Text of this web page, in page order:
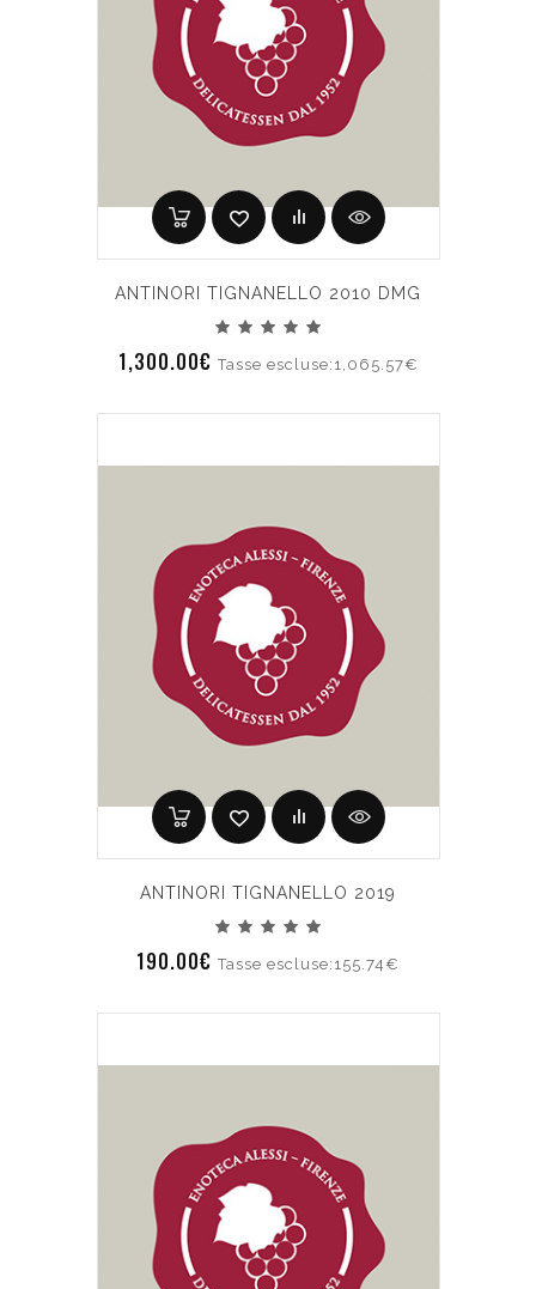
ANTINORI TIGNANELLO 2010 DMG
1,300.00€Tasse escluse:1,065.57€
ANTINORI TIGNANELLO 2019
190.00€Tasse escluse:155.74€